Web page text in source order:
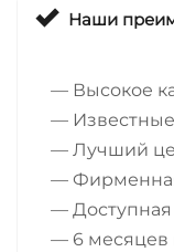
Наши
— Высокое
—
— Лучший
—
—
— 6 месяцев